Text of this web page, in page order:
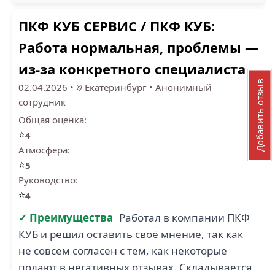
ПКФ КУБ СЕРВИС / ПКФ КУБ:
Работа нормальная, проблемы —
из-за конкретного специалиста
02.04.2026 • Екатеринбург • Анонимный
сотрудник
Общая оценка:
⭐4
Атмосфера:
⭐5
Руководство:
⭐4
✓ Преимущества Работал в компании ПКФ
КУБ и решил оставить своё мнение, так как
не совсем согласен с тем, как некоторые
Добавить отзыв